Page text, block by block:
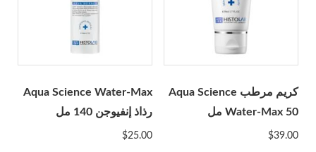
كريم مرطب Aqua Science
Water-Max 50 مل
$39.00
Aqua Science Water-Max
رذاذ إنفيوجن 140 مل
$25.00
Rejeunesse
Revofil
Revolax
Saypha